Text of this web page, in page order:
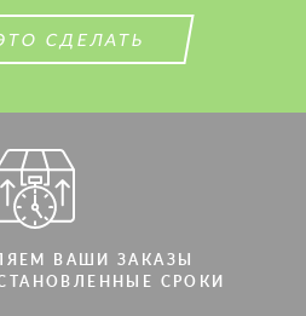
СДЕЛАТЬ
ВАШИ ЗАКАЗЫ
СРОКИ